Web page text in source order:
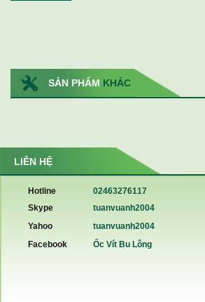
SẢN PHẨM KHÁC
LIÊN HỆ
Hotline
02463276117
Skype
tuanvuanh2004
Yahoo
tuanvuanh2004
Facebook
Ốc Vít Bu Lông